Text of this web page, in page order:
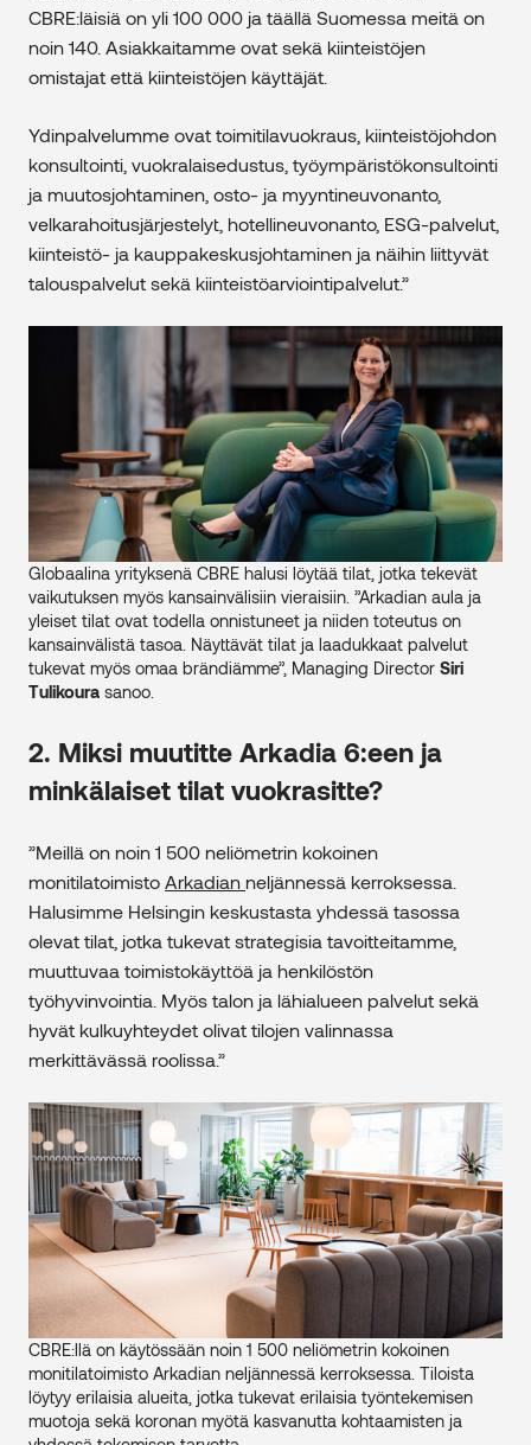
CBRE:läisiä on yli 100 000 ja täällä Suomessa meitä on
noin 140. Asiakkaitamme ovat sekä kiinteistöjen
omistajat että kiinteistöjen käyttäjät.
Ydinpalvelumme ovat toimitilavuokraus, kiinteistöjohdon
konsultointi, vuokralaisedustus, työympäristökonsultointi
ja muutosjohtaminen, osto- ja myyntineuvonanto,
velkarahoitusjärjestelyt, hotellineuvonanto, ESG-palvelut,
kiinteistö- ja kauppakeskusjohtaminen ja näihin liittyvät
talouspalvelut sekä kiinteistöarviointipalvelut.”
Globaalina yrityksenä CBRE halusi löytää tilat, jotka tekevät
vaikutuksen myös kansainvälisiin vieraisiin. ”Arkadian aula ja
yleiset tilat ovat todella onnistuneet ja niiden toteutus on
kansainvälistä tasoa. Näyttävät tilat ja laadukkaat palvelut
tukevat myös omaa brändiämme”, Managing Director Siri
Tulikoura sanoo.
2. Miksi muutitte Arkadia 6:een ja
minkälaiset tilat vuokrasitte?
”Meillä on noin 1 500 neliömetrin kokoinen
monitilatoimisto Arkadian neljännessä kerroksessa.
Halusimme Helsingin keskustasta yhdessä tasossa
olevat tilat, jotka tukevat strategisia tavoitteitamme,
muuttuvaa toimistokäyttöä ja henkilöstön
työhyvinvointia. Myös talon ja lähialueen palvelut sekä
hyvät kulkuyhteydet olivat tilojen valinnassa
merkittävässä roolissa.”
CBRE:llä on käytössään noin 1 500 neliömetrin kokoinen
monitilatoimisto Arkadian neljännessä kerroksessa. Tiloista
löytyy erilaisia alueita, jotka tukevat erilaisia työntekemisen
muotoja sekä koronan myötä kasvanutta kohtaamisten ja